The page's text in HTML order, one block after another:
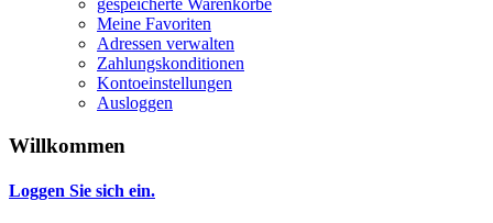
gespeicherte Warenkörbe
Meine Favoriten
Adressen verwalten
Zahlungskonditionen
Kontoeinstellungen
Ausloggen
Willkommen
Loggen Sie sich ein.